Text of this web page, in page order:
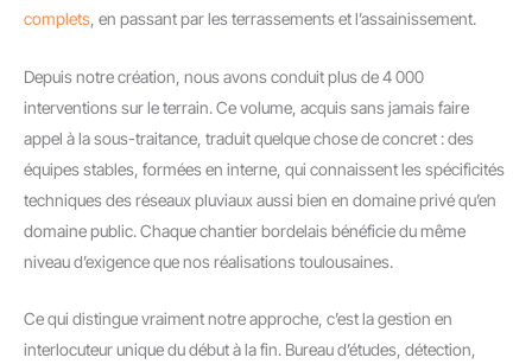
complets , en passant par les terrassements et l’assainissement.
Depuis notre création, nous avons conduit plus de 4 000
interventions sur le terrain. Ce volume, acquis sans jamais faire
appel à la sous-traitance, traduit quelque chose de concret : des
équipes stables, formées en interne, qui connaissent les spécificités
techniques des réseaux pluviaux aussi bien en domaine privé qu’en
domaine public. Chaque chantier bordelais bénéficie du même
niveau d’exigence que nos réalisations toulousaines.
Ce qui distingue vraiment notre approche, c’est la gestion en
interlocuteur unique du début à la fin. Bureau d’études, détection,